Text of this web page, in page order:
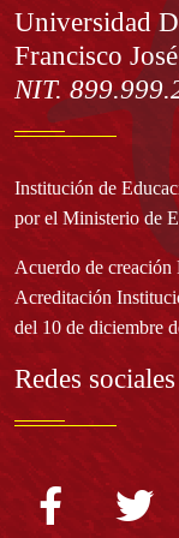
Información
Universidad
Francisco
NIT.
Institución de
por el Ministerio de
Acuerdo de creación
Acreditación
del 10 de diciembre
Redes sociales